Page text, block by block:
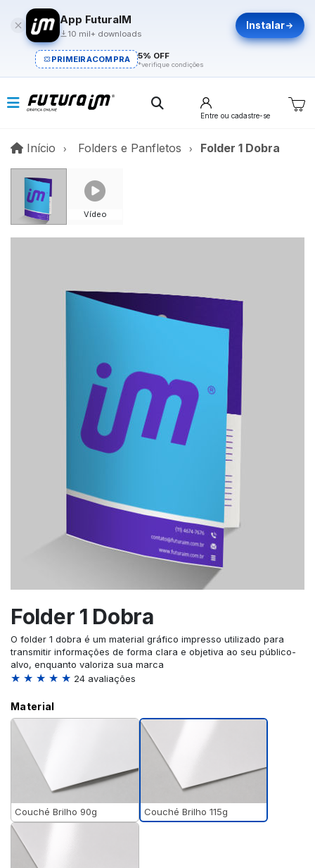
App FuturaIM
10 mil+ downloads
Instalar
PRIMEIRACOMPRA 5% OFF
*verifique condições
Entre ou cadastre-se
Início InícioFolders e Panfletos Folder 1 Dobra
Vídeo
Folder 1 Dobra
O folder 1 dobra é um material gráfico impresso utilizado para
transmitir informações de forma clara e objetiva ao seu público-
alvo, enquanto valoriza sua marca
★ ★ ★ ★ ★ 24 avaliações
Material
Couché Brilho 90g Couché Brilho 115g